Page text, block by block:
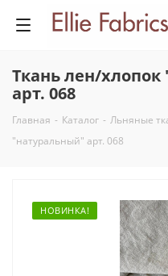
Ткань лен/
арт. 068
Главная - Каталог - Льняные
"натуральный" арт. 068
НОВИНКА!